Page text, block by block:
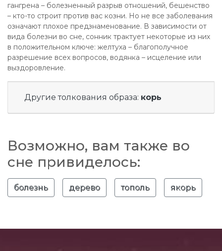
гангрена – болезненный разрыв отношений, бешенство
– кто-то строит против вас козни. Но не все заболевания
означают плохое предзнаменование. В зависимости от
вида болезни во сне, сонник трактует некоторые из них
в положительном ключе: желтуха – благополучное
разрешение всех вопросов, водянка – исцеление или
выздоровление.
Другие толкования образа: корь
Возможно, вам также во
сне привиделось:
болезнь дерево тополь якорь